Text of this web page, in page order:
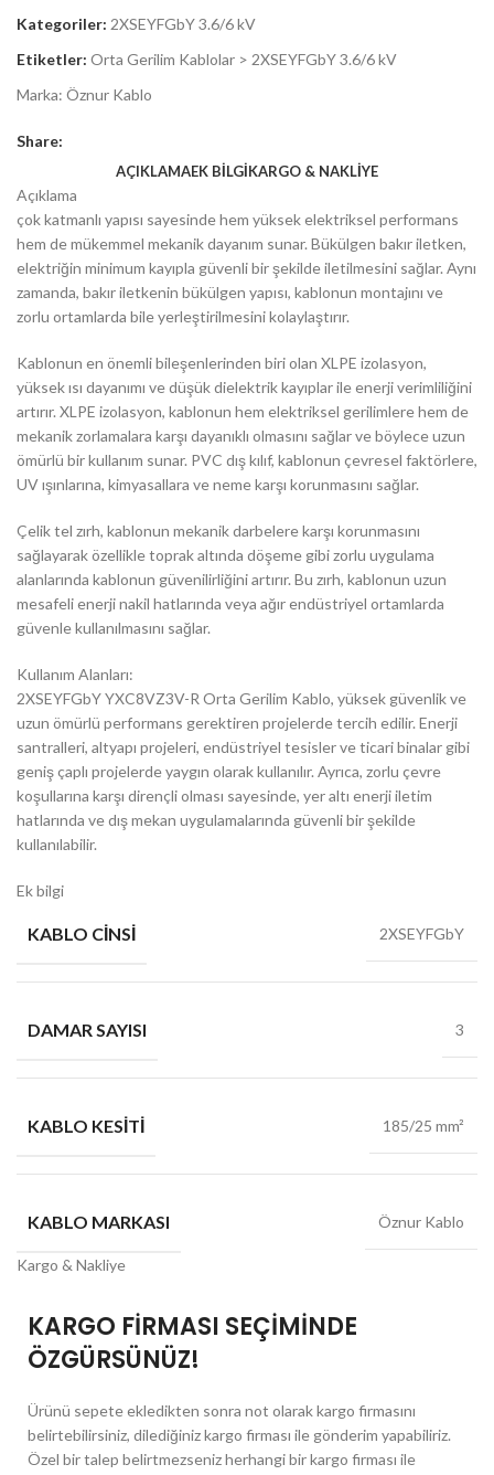
Kategoriler: 2XSEYFGbY 3.6/6 kV
Etiketler: Orta Gerilim Kablolar > 2XSEYFGbY 3.6/6 kV
Marka: Öznur Kablo
Share:
AÇIKLAMAEK BILGIKARGO & NAKLIYE
Açıklama
çok katmanlı yapısı sayesinde hem yüksek elektriksel performans
hem de mükemmel mekanik dayanım sunar. Bükülgen bakır iletken,
elektriğin minimum kayıpla güvenli bir şekilde iletilmesini sağlar. Aynı
zamanda, bakır iletkenin bükülgen yapısı, kablonun montajını ve
zorlu ortamlarda bile yerleştirilmesini kolaylaştırır.
Kablonun en önemli bileşenlerinden biri olan XLPE izolasyon,
yüksek ısı dayanımı ve düşük dielektrik kayıplar ile enerji verimliliğini
artırır. XLPE izolasyon, kablonun hem elektriksel gerilimlere hem de
mekanik zorlamalara karşı dayanıklı olmasını sağlar ve böylece uzun
ömürlü bir kullanım sunar. PVC dış kılıf, kablonun çevresel faktörlere,
UV ışınlarına, kimyasallara ve neme karşı korunmasını sağlar.
Çelik tel zırh, kablonun mekanik darbelere karşı korunmasını
sağlayarak özellikle toprak altında döşeme gibi zorlu uygulama
alanlarında kablonun güvenilirliğini artırır. Bu zırh, kablonun uzun
mesafeli enerji nakil hatlarında veya ağır endüstriyel ortamlarda
güvenle kullanılmasını sağlar.
Kullanım Alanları:
2XSEYFGbY YXC8VZ3V-R Orta Gerilim Kablo, yüksek güvenlik ve
uzun ömürlü performans gerektiren projelerde tercih edilir. Enerji
santralleri, altyapı projeleri, endüstriyel tesisler ve ticari binalar gibi
geniş çaplı projelerde yaygın olarak kullanılır. Ayrıca, zorlu çevre
koşullarına karşı dirençli olması sayesinde, yer altı enerji iletim
hatlarında ve dış mekan uygulamalarında güvenli bir şekilde
kullanılabilir.
Ek bilgi
KABLO CINSI 2XSEYFGbY
DAMAR SAYISI 3
KABLO KESITI 185/25 mm²
KABLO MARKASI Öznur Kablo
Kargo & Nakliye
KARGO FİRMASI SEÇİMİNDE
ÖZGÜRSÜNÜZ!
Ürünü sepete ekledikten sonra not olarak kargo firmasını
belirtebilirsiniz, dilediğiniz kargo firması ile gönderim yapabiliriz.
Özel bir talep belirtmezseniz herhangi bir kargo firması ile